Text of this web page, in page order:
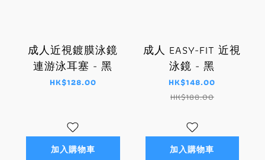
成人近視鍍膜泳鏡
連游泳耳塞 - 黑
HK$128.00
加入購物車
成人 EASY-FIT 近視
泳鏡 - 黑
HK$148.00
HK$188.00
加入購物車